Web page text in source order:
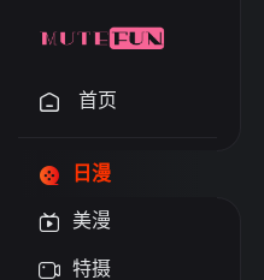
首页
日漫
美漫
特摄